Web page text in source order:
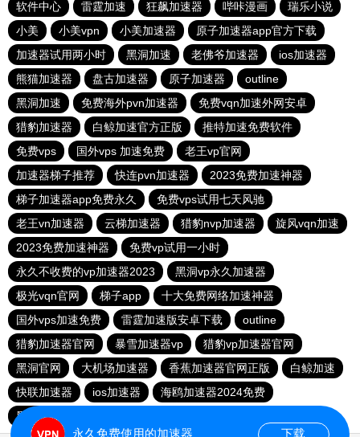
软件中心
雷霆加速 狂飙加速器 哔咔漫画
瑞乐小说
小美
小美vpn 小美加速器
原子加速器app官方下载
加速器试用两小时
黑洞加速 老佛爷加速器
ios加速器
熊猫加速器
盘古加速器 原子加速器
outline
黑洞加速
免费海外pvn加速器
免费vqn加速外网安卓
猎豹加速器
白鲸加速官方正版
推特加速免费软件
免费vps
国外vps 加速免费
老王vp官网
加速器梯子推荐
快连pvn加速器
2023免费加速神器
梯子加速器app免费永久
免费vps试用七天风驰
老王vn加速器
云梯加速器 猎豹nvp加速器
旋风vqn加速
2023免费加速神器
免费vp试用一小时
永久不收费的vp加速器2023
黑洞vp永久加速器
极光vqn官网
梯子app
十大免费网络加速神器
国外vps加速免费
雷霆加速版安卓下载
outline
猎豹加速器官网
暴雪加速器vp
猎豹vp加速器官网
黑洞官网
大机场加速器 香蕉加速器官网正版
白鲸加速
快联加速器
ios加速器
海鸥加速器2024免费
黑洞加速npv官网下载
永久免费使用的加速器 下载